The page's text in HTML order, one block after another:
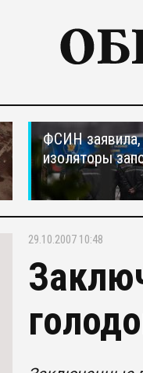
ФСИН заявила,
изоляторы
29.10.2007 10:48